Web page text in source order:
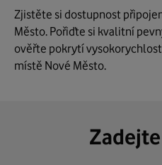
Zjistěte si dostupnost
Město. Pořiďte si kvalitní
ověřte pokrytí
místě Nové Město.